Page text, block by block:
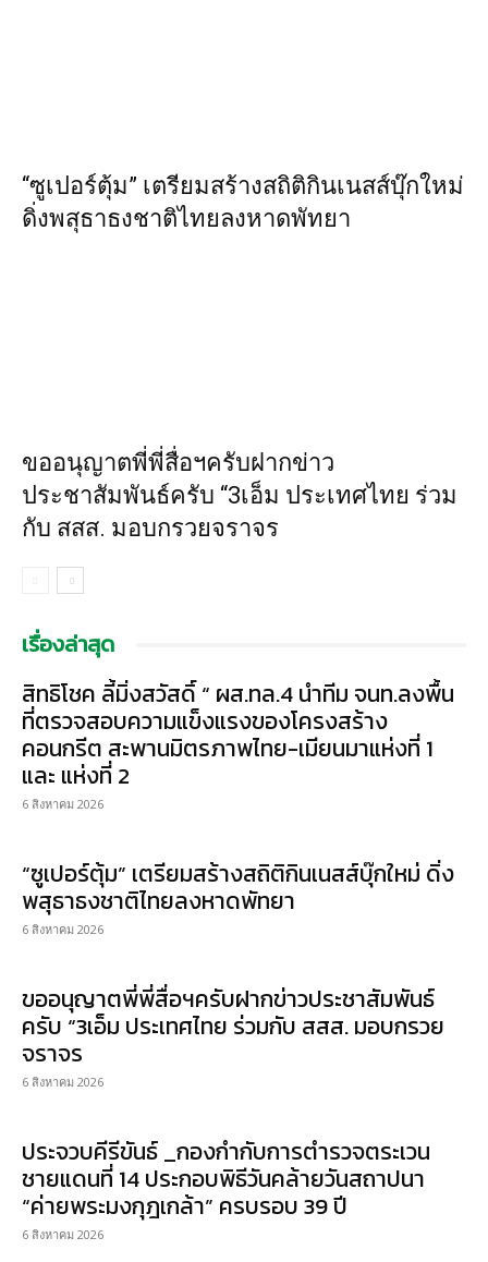
“ซูเปอร์ตุ้ม” เตรียมสร้างสถิติกินเนสส์บุ๊กใหม่
ดิ่งพสุธาธงชาติไทยลงหาดพัทยา
ขออนุญาตพี่พี่สื่อฯครับฝากข่าว
ประชาสัมพันธ์ครับ “3เอ็ม ประเทศไทย ร่วม
กับ สสส. มอบกรวยจราจร
เรื่องล่าสุด
สิทธิโชค ลี้มิ่งสวัสดิ์ “ ผส.ทล.4 นำทีม จนท.ลงพื้น
ที่ตรวจสอบความแข็งแรงของโครงสร้าง
คอนกรีต สะพานมิตรภาพไทย-เมียนมาแห่งที่ 1
และ แห่งที่ 2
6 สิงหาคม 2026
“ซูเปอร์ตุ้ม” เตรียมสร้างสถิติกินเนสส์บุ๊กใหม่ ดิ่ง
พสุธาธงชาติไทยลงหาดพัทยา
6 สิงหาคม 2026
ขออนุญาตพี่พี่สื่อฯครับฝากข่าวประชาสัมพันธ์
ครับ “3เอ็ม ประเทศไทย ร่วมกับ สสส. มอบกรวย
จราจร
6 สิงหาคม 2026
ประจวบคีรีขันธ์ _กองกำกับการตำรวจตระเวน
ชายแดนที่ 14 ประกอบพิธีวันคล้ายวันสถาปนา
“ค่ายพระมงกุฎเกล้า” ครบรอบ 39 ปี
6 สิงหาคม 2026